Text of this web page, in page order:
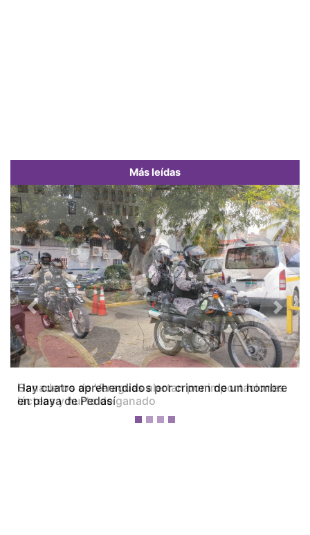
Más leídas
Ganaderos de Veraguas alertan por importaciones
lácteas y hurto de ganado
Previous Next